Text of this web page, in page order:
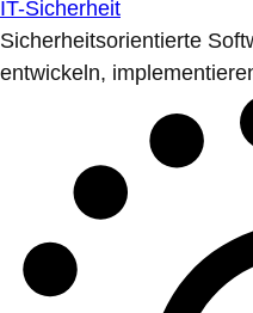
IT-Sicherheit
Sicherheitsorientierte
entwickeln,